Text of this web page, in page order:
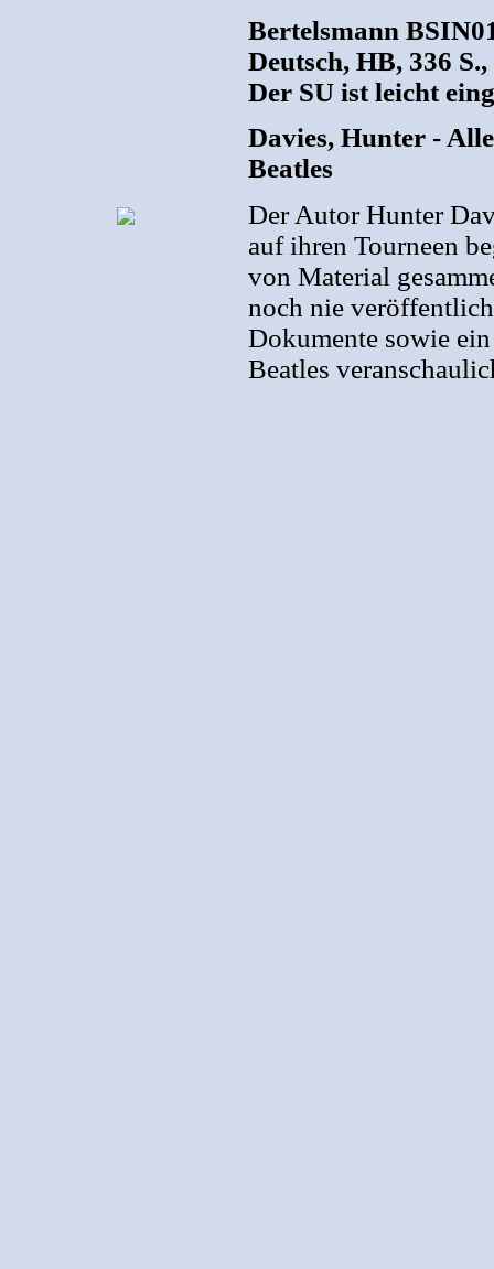
Bertelsmann
Deutsch, HB, 336
Der SU ist leicht
Davies, Hunter -
Beatles
Der Autor Hunter
auf ihren Tourneen
von Material
noch nie
Dokumente sowie
Beatles